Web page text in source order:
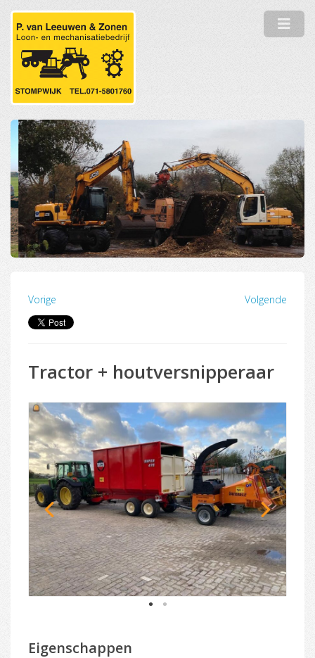
Vorige Volgende
Tractor + houtversnipperaar
1 2
Eigenschappen